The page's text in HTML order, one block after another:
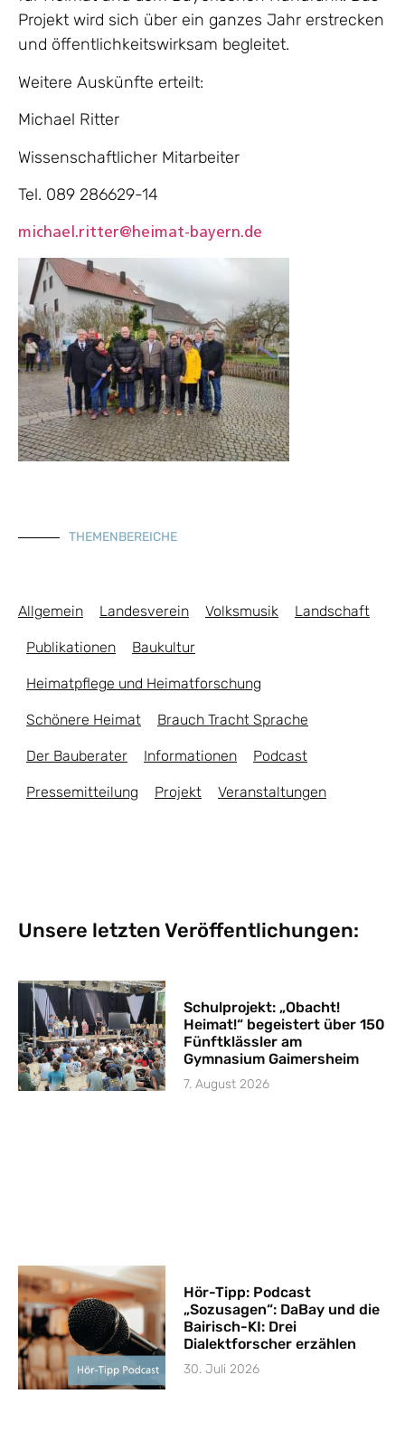
Projekt wird sich über ein ganzes Jahr erstrecken
und öffentlichkeitswirksam begleitet.
Weitere Auskünfte erteilt:
Michael Ritter
Wissenschaftlicher Mitarbeiter
Tel. 089 286629-14
michael.ritter@heimat-bayern.de
THEMENBEREICHE
Allgemein Landesverein Volksmusik Landschaft
Publikationen Baukultur
Heimatpflege und Heimatforschung
Schönere Heimat Brauch Tracht Sprache
Der Bauberater Informationen Podcast
Pressemitteilung Projekt Veranstaltungen
Unsere letzten Veröffentlichungen:
Schulprojekt: „Obacht!
Heimat!“ begeistert über 150
Fünftklässler am
Gymnasium Gaimersheim
7. August 2026
Hör-Tipp: Podcast
„Sozusagen“: DaBay und die
Bairisch-KI: Drei
Dialektforscher erzählen
30. Juli 2026